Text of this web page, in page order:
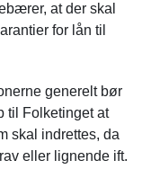
at der skal
for lån til
generelt bør
til Folketinget at
skal indrettes, da
eller lignende ift.